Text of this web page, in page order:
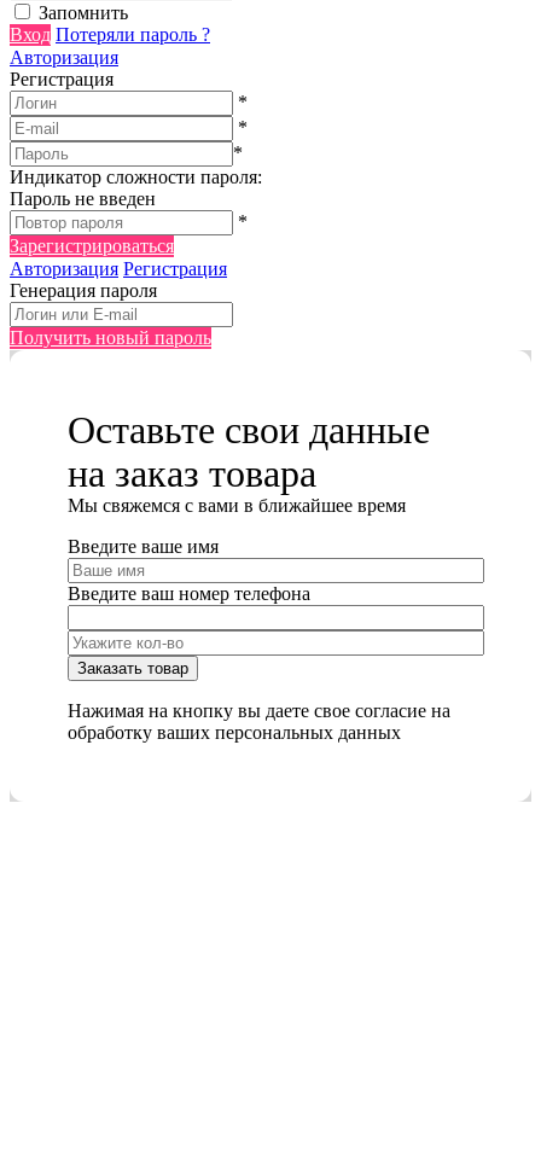
Запомнить
Вход Потеряли пароль ?
Авторизация
Регистрация
*
*
*
Индикатор сложности пароля:
Пароль не введен
*
Зарегистрироваться
Авторизация Регистрация
Генерация пароля
Получить новый пароль
Оставьте свои данные
на заказ товара
Мы cвяжемся с вами в ближайшее время
Введите ваше имя
Введите ваш номер телефона
Нажимая на кнопку вы даете свое согласие на
обработку ваших персональных данных